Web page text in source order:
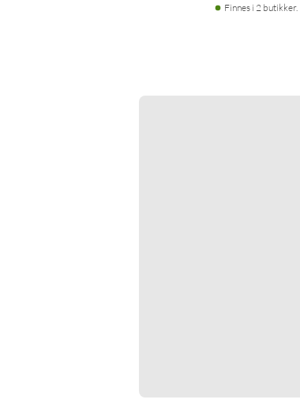
Finnes i 2 butikker.